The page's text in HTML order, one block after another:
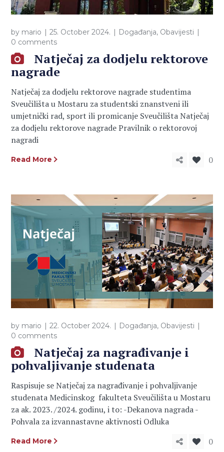
by mario 25. October 2024. Događanja, Obavijesti
0 comments
Natječaj za dodjelu rektorove
nagrade
Natječaj za dodjelu rektorove nagrade studentima
Sveučilišta u Mostaru za studentski znanstveni ili
umjetnički rad, sport ili promicanje Sveučilišta Natječaj
za dodjelu rektorove nagrade Pravilnik o rektorovoj
nagradi
Read More 0
by mario 22. October 2024. Događanja, Obavijesti
0 comments
Natječaj za nagrađivanje i
pohvaljivanje studenata
Raspisuje se Natječaj za nagrađivanje i pohvaljivanje
studenata Medicinskog fakulteta Sveučilišta u Mostaru
za ak. 2023. /2024. godinu, i to: -Dekanova nagrada -
Pohvala za izvannastavne aktivnosti Odluka
Read More 0